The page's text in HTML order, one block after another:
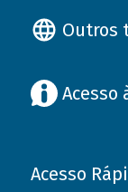
Outros
Acesso
Acesso